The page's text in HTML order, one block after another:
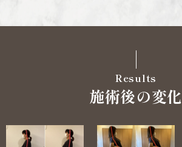
Results
施術後の変化